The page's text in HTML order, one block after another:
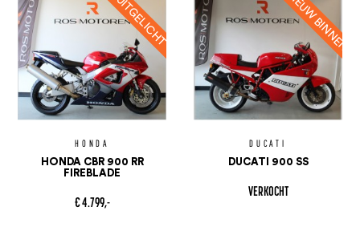
HONDA
HONDA CBR 900 RR
FIREBLADE
€ 4.799,-
DUCATI
DUCATI 900 SS
VERKOCHT